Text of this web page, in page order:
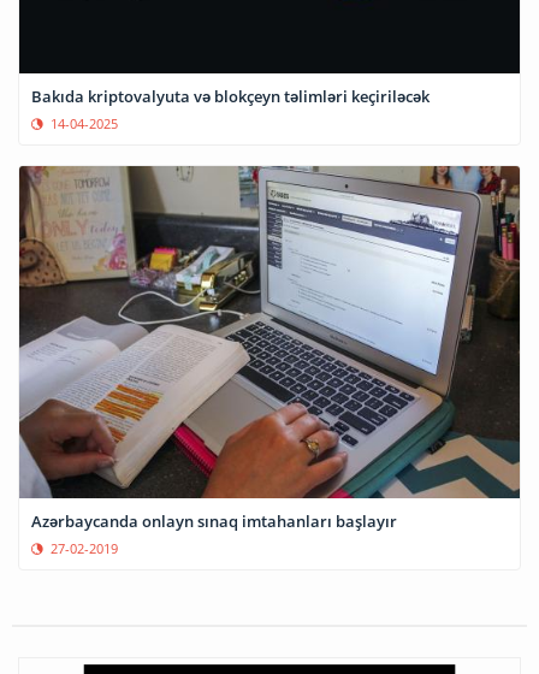
Bakıda kriptovalyuta və blokçeyn təlimləri keçiriləcək
14-04-2025
Azərbaycanda onlayn sınaq imtahanları başlayır
27-02-2019